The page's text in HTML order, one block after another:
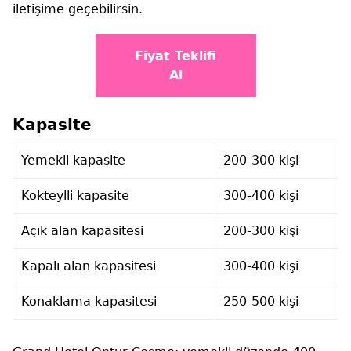
iletişime geçebilirsin.
Fiyat Teklifi
Al
Kapasite
Yemekli kapasite 200-300 kişi
Kokteylli kapasite 300-400 kişi
Açık alan kapasitesi 200-300 kişi
Kapalı alan kapasitesi 300-400 kişi
Konaklama kapasitesi 250-500 kişi